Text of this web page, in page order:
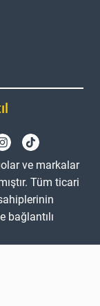
ve markalar
Tüm ticari
bağlantılı